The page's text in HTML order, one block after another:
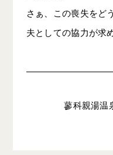
さぁ、この喪失をど
夫としての協力が求
蓼科親湯温